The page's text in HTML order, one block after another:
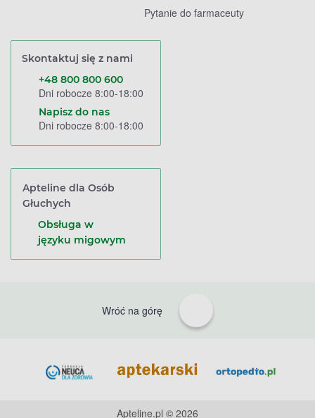
Pytanie do farmaceuty
Skontaktuj się z nami
+48 800 800 600
Dni robocze 8:00-18:00
Napisz do nas
Dni robocze 8:00-18:00
Apteline dla Osób
Głuchych
Obsługa w
języku migowym
Wróć na górę
Apteline.pl © 2026